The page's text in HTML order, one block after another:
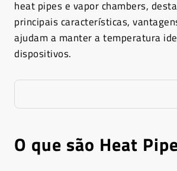
heat pipes e vapor chambers,
principais características,
ajudam a manter a temperatura
dispositivos.
O que são Heat